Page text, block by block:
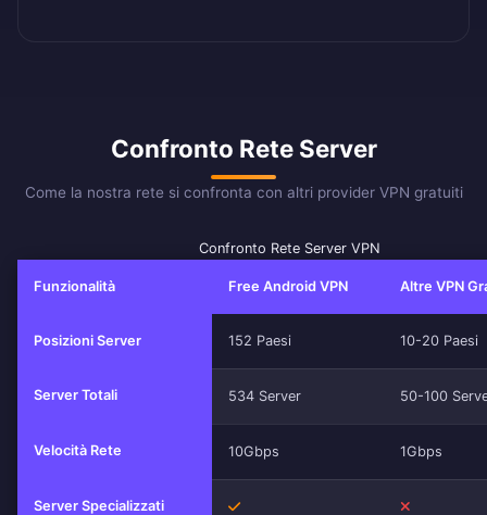
Confronto Rete Server
Come la nostra rete si confronta con altri provider VPN gratuiti
Confronto Rete Server VPN
Funzionalità Free Android VPN Altre VPN
Posizioni Server 152 Paesi 10-20 Paesi
Server Totali 534 Server 50-100
Velocità Rete 10Gbps 1Gbps
Server Specializzati Sì